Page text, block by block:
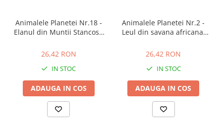
Animalele Planetei Nr.18 -
Elanul din Muntii Stancosi,
26,42 RON
IN STOC
ADAUGA IN COS
Animalele Planetei Nr.2 -
Leul din savana africana,
26,42 RON
IN STOC
ADAUGA IN COS